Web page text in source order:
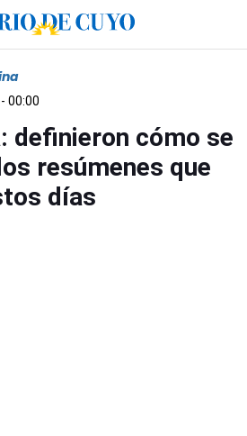
00:00
definieron cómo se
resúmenes que
días